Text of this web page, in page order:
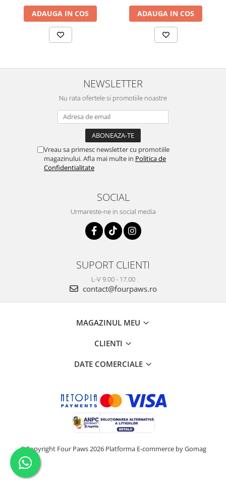
ADAUGA IN COS ADAUGA IN COS
NEWSLETTER
Nu rata ofertele si promotiile noastre
Vreau sa primesc newsletter cu promotiile
magazinului. Afla mai multe in Politica de
Confidentialitate
SOCIAL
Urmareste-ne in social media
SUPORT CLIENTI
L-V 9.00 - 17.00
contact@fourpaws.ro
MAGAZINUL MEU
CLIENTI
DATE COMERCIALE
©Copyright Four Paws 2026 Platforma E-commerce by Gomag